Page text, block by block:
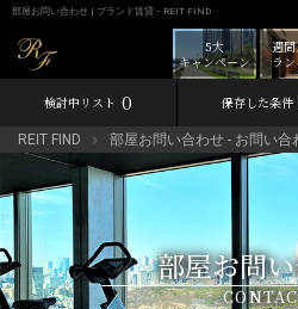
部屋お問い合わせ | ブランド賃貸－REIT FIND
週
ラ
5大
キャンペーン
検討中リスト 0 保存した条件
REIT FIND 部屋お問い合わせ - お問い合
部屋お問